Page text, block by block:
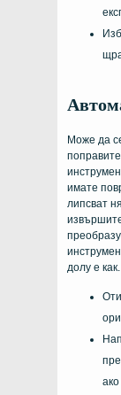
Може да
имате
липсват
долу е как.